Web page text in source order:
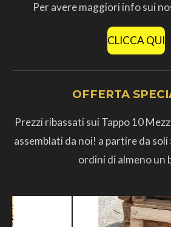
Per avere maggiori info sui
CLICCA QUI
OFFERTA
Prezzi ribassati sui Tappo 10
assemblati da noi! a partire da soli
ordini di almeno un